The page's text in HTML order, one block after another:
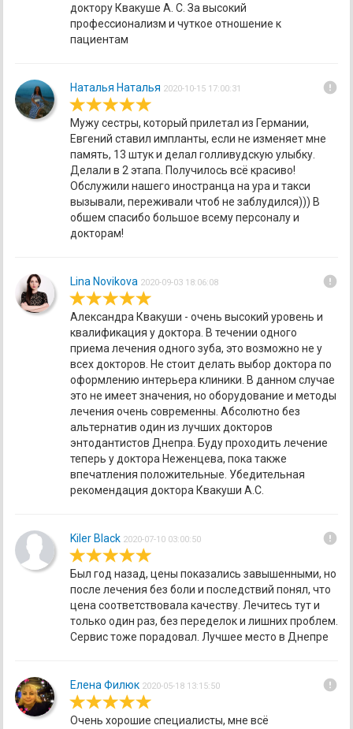
доктору Квакуше А. С. За высокий
профессионализм и чуткое отношение к
пациентам
Наталья Наталья 2020-10-15 17:00:31 error
Мужу сестры, который прилетал из Германии,
Евгений ставил импланты, если не изменяет мне
память, 13 штук и делал голливудскую улыбку.
Делали в 2 этапа. Получилось всё красиво!
Обслужили нашего иностранца на ура и такси
вызывали, переживали чтоб не заблудился))) В
обшем спасибо большое всему персоналу и
докторам!
Lina Novikova 2020-09-03 18:06:08 error
Александра Квакуши - очень высокий уровень и
квалификация у доктора. В течении одного
приема лечения одного зуба, это возможно не у
всех докторов. Не стоит делать выбор доктора по
оформлению интерьера клиники. В данном случае
это не имеет значения, но оборудование и методы
лечения очень современны. Абсолютно без
альтернатив один из лучших докторов
энтодантистов Днепра. Буду проходить лечение
теперь у доктора Неженцева, пока также
впечатления положительные. Убедительная
рекомендация доктора Квакуши А.С.
Kiler Black 2020-07-10 03:00:50 error
Был год назад, цены показались завышенными, но
после лечения без боли и последствий понял, что
цена соответствовала качеству. Лечитесь тут и
только один раз, без переделок и лишних проблем.
Сервис тоже порадовал. Лучшее место в Днепре
Елена Филюк 2020-05-18 13:15:50 error
Очень хорошие специалисты, мне всё